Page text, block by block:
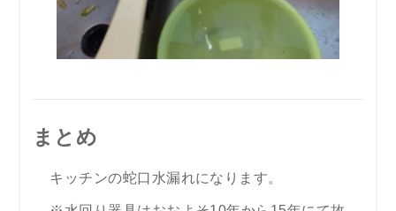
まとめ
キッチンの蛇口水漏れになります。